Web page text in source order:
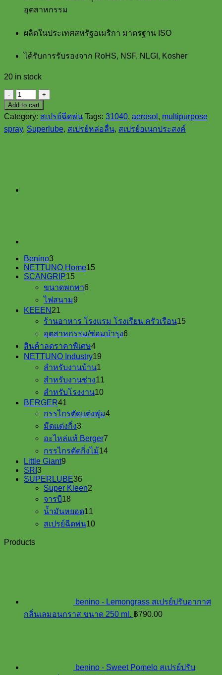
อุตสาหกรรม
ผลิตในประเทศสหรัฐอเมริกา มาตรฐาน ISO
ได้รับการรับรองจาก RoHS, NSF, NLGI, Kosher
20 in stock
ส
เปรย์
หล่อ
ลื่น
Add to cart
Category: สเปรย์ฉีดพ่น Tags: 31040, aerosol , multipurpose
spray, Superlube, สเปรย์หล่อลื่น, สเปรย์อเนกประสงค์
Benino33
products
NETTUNO Home1515
SCANGRIP1515
products
ขนาดพกพา6
ไฟสนาม9
KEEEN 21
products
ร้านอาหาร โรงแรม โรงเรียน ครัวเรือน15
อุตสาหกรรม/ซ่อมบำรุง6
สินค้าลดราคาพิเศษ4
products
NETTUNO Industry19
สำหรับงานบ้าน1
สำหรับงานช่าง11
สำหรับโรงงาน1010
BERGER41
products
กรรไกรตัดแต่งพุ่ม4
มีดแต่งกิ่ง3
อะไหล่แท้ Berger7
กรรไกรตัดกิ่งไม้14
Little Giant9
SRI 33
products
SUPERLUBE3636
products
Super Kleen2
จารบี18
น้ำมันหยอด11
สเปรย์ฉีดพ่น1010
Products
benino - Lemongrass สเปรย์ปรับอากาศ
กลิ่นเลมอนกราส ขนาด 250 ml. ฿790.00
benino - Sweet Pomelo สเปรย์ปรับ